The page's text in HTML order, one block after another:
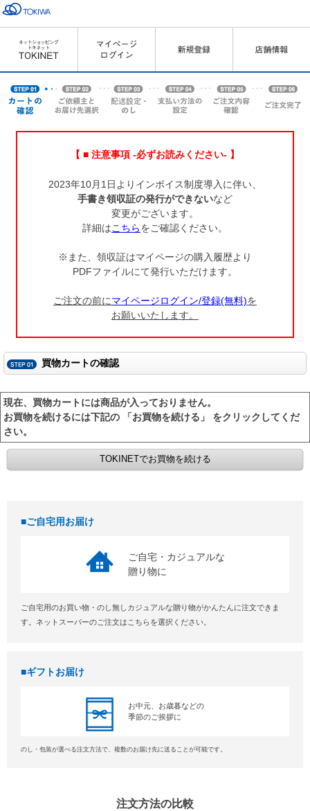
【 ■ 注意事項 -必ずお読みください- 】
2023年10月1日よりインボイス制度導入に伴い、
手書き領収証の発行ができないなど
変更がございます。
詳細はこちらをご確認ください。
※また、領収証はマイページの購入履歴より
PDFファイルにて発行いただけます。
ご注文の前にマイページログイン/登録(無料)を
お願いいたします。
買物カートの確認
現在、買物カートには商品が入っておりません。
お買物を続けるには下記の 「お買物を続ける」 をクリックしてくだ
さい。
ご自宅用お届け
ご自宅・カジュアルな
贈り物に
ご自宅用のお買い物・のし無しカジュアルな贈り物がかんたんに注文できま
す。ネットスーパーのご注文はこちらを選択ください。
ギフトお届け
お中元、お歳暮などの
季節のご挨拶に
のし・包装が選べる注文方法で、複数のお届け先に送ることが可能です。
注文方法の比較